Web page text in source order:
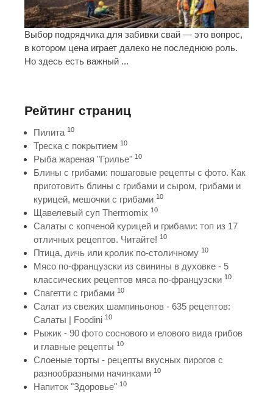
Выбор подрядчика для забивки свай — это вопрос,
в котором цена играет далеко не последнюю роль.
Но здесь есть важный ...
Рейтинг страниц
Пилита 10
Треска с покрытием 10
Рыба жареная "Грилье" 10
Блины с грибами: пошаговые рецепты с фото. Как
приготовить блины с грибами и сыром, грибами и
курицей, мешочки с грибами 10
Щавелевый суп Thermomix 10
Салаты с копченой курицей и грибами: топ из 17
отличных рецептов. Читайте! 10
Птица, дичь или кролик по-столичному 10
Мясо по-французски из свинины в духовке - 5
классических рецептов мяса по-французски 10
Спагетти с грибами 10
Салат из свежих шампиньонов - 635 рецептов:
Салаты | Foodini 10
Рыжик - 90 фото соснового и елового вида грибов
и главные рецепты 10
Слоеные торты - рецепты вкусных пирогов с
разнообразными начинками 10
Напиток "Здоровье" 10